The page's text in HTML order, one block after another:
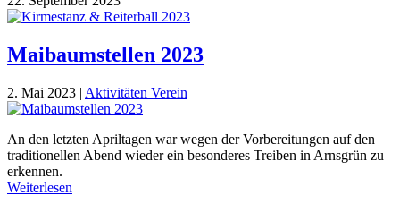
Maibaumstellen 2023
2. Mai 2023 | Aktivitäten Verein
An den letzten Apriltagen war wegen der Vorbereitungen auf den
traditionellen Abend wieder ein besonderes Treiben in Arnsgrün zu
erkennen.
Weiterlesen